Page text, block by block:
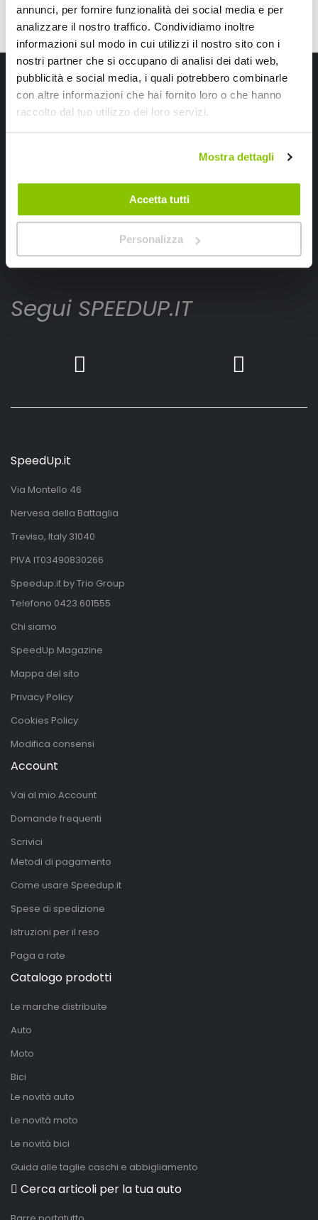
annunci, per fornire funzionalità dei social media e per
analizzare il nostro traffico. Condividiamo inoltre
informazioni sul modo in cui utilizzi il nostro sito con i
nostri partner che si occupano di analisi dei dati web,
pubblicità e social media, i quali potrebbero combinarle
con altre informazioni che hai fornito loro o che hanno
raccolto dal tuo utilizzo dei loro servizi.
Mostra dettagli
Accetta tutti
Personalizza
Iscriviti alla newsletter Speedup
Ricevi subito uno sconto del 10% per il tuo primo acquisto online!
Segui SPEEDUP.IT
SpeedUp.it
Via Montello 46
Nervesa della Battaglia
Treviso, Italy 31040
PIVA IT03490830266
Speedup.it by Trio Group
Telefono 0423.601555
Chi siamo
SpeedUp Magazine
Mappa del sito
Privacy Policy
Cookies Policy
Modifica consensi
Account
Vai al mio Account
Domande frequenti
Scrivici
Metodi di pagamento
Come usare Speedup.it
Spese di spedizione
Istruzioni per il reso
Paga a rate
Catalogo prodotti
Le marche distribuite
Auto
Moto
Bici
Le novità auto
Le novità moto
Le novità bici
Guida alle taglie caschi e abbigliamento
Cerca articoli per la tua auto